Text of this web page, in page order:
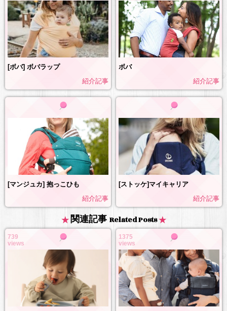
[ボバ] ボバラップ
紹介記事
ボバ
紹介記事
[マンジュカ] 抱っこひも
紹介記事
[ストッケ]マイキャリア
紹介記事
関連記事 Related Posts
739
views
1375
views